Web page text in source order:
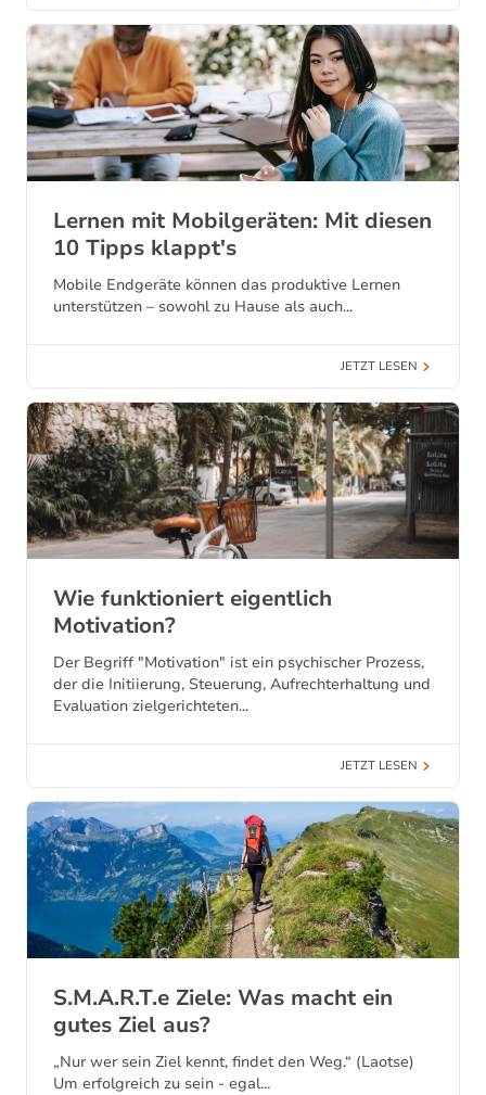
Lernen mit Mobilgeräten: Mit diesen
10 Tipps klappt's
Mobile Endgeräte können das produktive Lernen
unterstützen – sowohl zu Hause als auch...
JETZT LESEN
Wie funktioniert eigentlich
Motivation?
Der Begriff "Motivation" ist ein psychischer Prozess,
der die Initiierung, Steuerung, Aufrechterhaltung und
Evaluation zielgerichteten...
JETZT LESEN
S.M.A.R.T.e Ziele: Was macht ein
gutes Ziel aus?
„Nur wer sein Ziel kennt, findet den Weg.“ (Laotse)
Um erfolgreich zu sein - egal...